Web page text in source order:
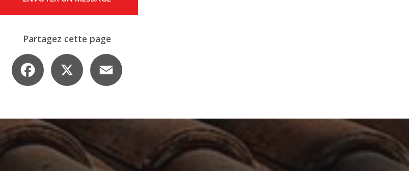
Partagez cette page
Facebook